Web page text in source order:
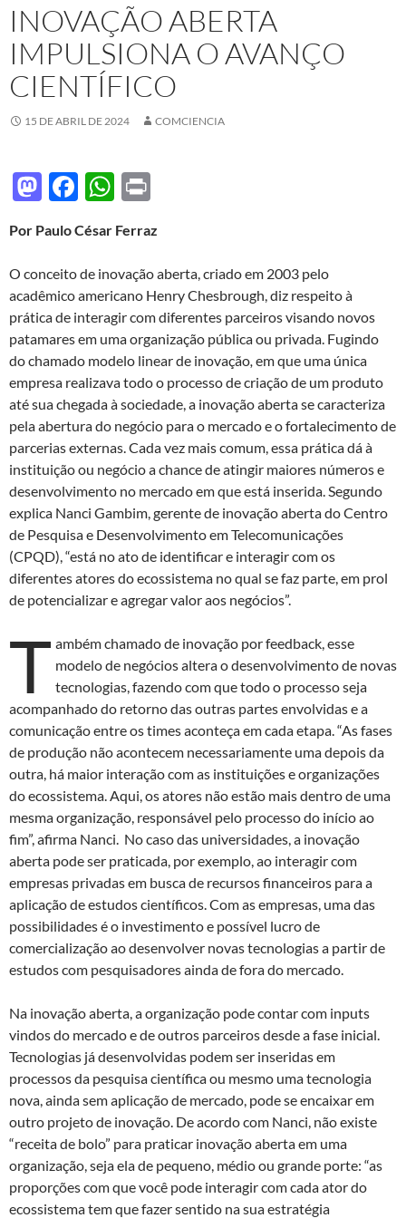
INOVAÇÃO ABERTA
IMPULSIONA O AVANÇO
CIENTÍFICO
15 DE ABRIL DE 2024 COMCIENCIA
M
to
d
o
n
F
e
b
o
o
k
W
at
s
A
p
p
nt
Por Paulo César Ferraz
O conceito de inovação aberta, criado em 2003 pelo
acadêmico americano Henry Chesbrough, diz respeito à
prática de interagir com diferentes parceiros visando novos
patamares em uma organização pública ou privada. Fugindo
do chamado modelo linear de inovação, em que uma única
empresa realizava todo o processo de criação de um produto
até sua chegada à sociedade, a inovação aberta se caracteriza
pela abertura do negócio para o mercado e o fortalecimento de
parcerias externas. Cada vez mais comum, essa prática dá à
instituição ou negócio a chance de atingir maiores números e
desenvolvimento no mercado em que está inserida. Segundo
explica Nanci Gambim, gerente de inovação aberta do Centro
de Pesquisa e Desenvolvimento em Telecomunicações
(CPQD), “está no ato de identificar e interagir com os
diferentes atores do ecossistema no qual se faz parte, em prol
de potencializar e agregar valor aos negócios”.
T ambém chamado de inovação por feedback, esse
modelo de negócios altera o desenvolvimento de novas
tecnologias, fazendo com que todo o processo seja
acompanhado do retorno das outras partes envolvidas e a
comunicação entre os times aconteça em cada etapa. “As fases
de produção não acontecem necessariamente uma depois da
outra, há maior interação com as instituições e organizações
do ecossistema. Aqui, os atores não estão mais dentro de uma
mesma organização, responsável pelo processo do início ao
fim”, afirma Nanci. No caso das universidades, a inovação
aberta pode ser praticada, por exemplo, ao interagir com
empresas privadas em busca de recursos financeiros para a
aplicação de estudos científicos. Com as empresas, uma das
possibilidades é o investimento e possível lucro de
comercialização ao desenvolver novas tecnologias a partir de
estudos com pesquisadores ainda de fora do mercado.
Na inovação aberta, a organização pode contar com inputs
vindos do mercado e de outros parceiros desde a fase inicial.
Tecnologias já desenvolvidas podem ser inseridas em
processos da pesquisa científica ou mesmo uma tecnologia
nova, ainda sem aplicação de mercado, pode se encaixar em
outro projeto de inovação. De acordo com Nanci, não existe
“receita de bolo” para praticar inovação aberta em uma
organização, seja ela de pequeno, médio ou grande porte: “as
proporções com que você pode interagir com cada ator do
ecossistema tem que fazer sentido na sua estratégia